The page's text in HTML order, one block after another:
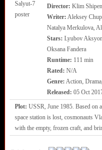
Director: Klim
Writer: Aleksey
Natalya Merkulova,
Stars: Lyubov
Oksana Fandera
Runtime: 111 min
Rated: N/A
Genre: Action,
Released: 05 Oct
Plot: USSR, June 1985. Based on
space station is lost, cosmonauts
with the empty, frozen craft, and